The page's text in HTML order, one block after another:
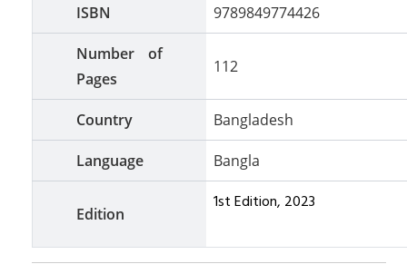
ISBN 9789849774426
Number of
Pages
112
Country Bangladesh
Language Bangla
Edition
1st Edition, 2023